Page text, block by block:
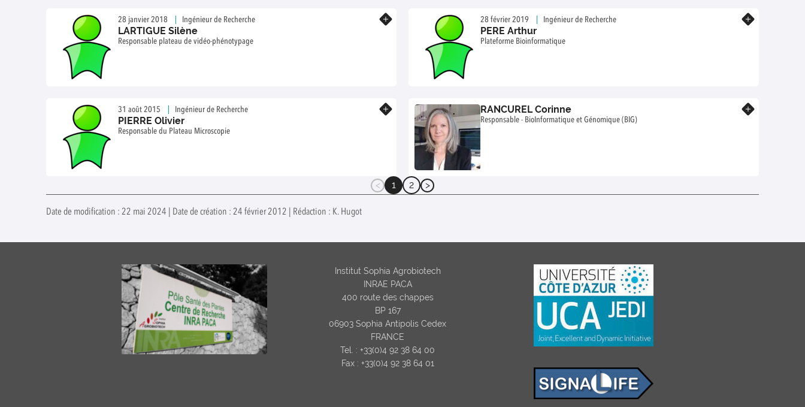
28 janvier 2018 Ingénieur de Recherche
LARTIGUE Silène
Responsable plateau de vidéo-phénotypage
28 février 2019 Ingénieur de Recherche
PERE Arthur
Plateforme Bioinformatique
31 août 2015 Ingénieur de Recherche
PIERRE Olivier
Responsable du Plateau Microscopie
RANCUREL Corinne
Responsable - BioInformatique et Génomique (BIG)
1 2
Date de modification : 22 mai 2024 | Date de création : 24 février 2012 | Rédaction : K. Hugot
Institut Sophia Agrobiotech
INRAE PACA
400 route des chappes
BP 167
06903 Sophia Antipolis Cedex
FRANCE
Tel. : +33(0)4 92 38 64 00
Fax : +33(0)4 92 38 64 01